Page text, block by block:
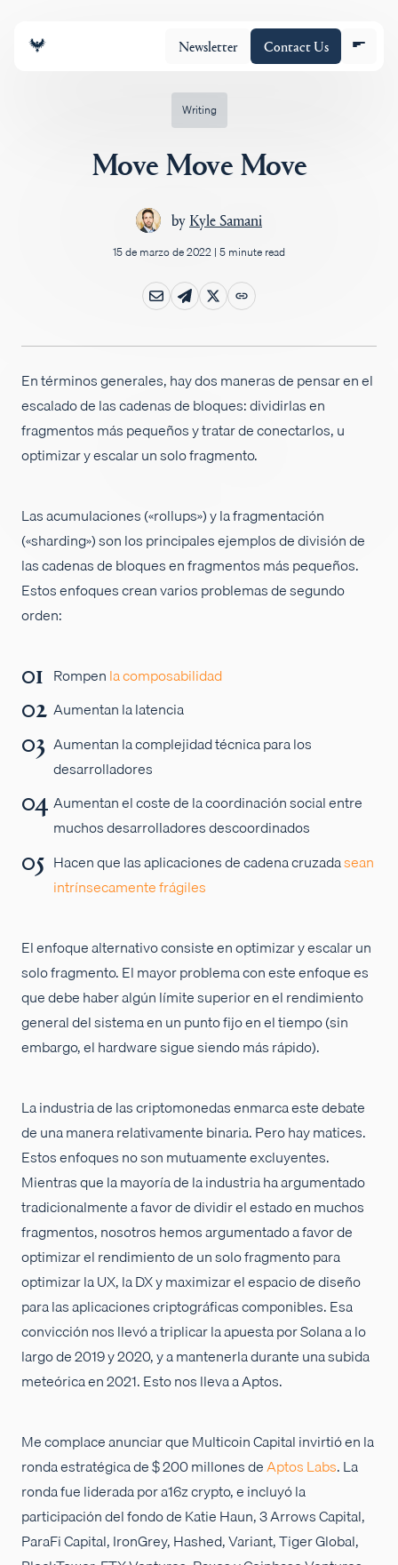
Newsletter Contact Us
Cartera
Policy
Empleos
Writing
Move Move Move
by Kyle Samani
15 de marzo de 2022 | 5 minute read
En términos generales, hay dos maneras de pensar en el
escalado de las cadenas de bloques: dividirlas en
fragmentos más pequeños y tratar de conectarlos, u
optimizar y escalar un solo fragmento.
Las acumulaciones («rollups») y la fragmentación
(«sharding») son los principales ejemplos de división de
las cadenas de bloques en fragmentos más pequeños.
Estos enfoques crean varios problemas de segundo
orden:
Rompenla composabilidad
Aumentan la latencia
Aumentan la complejidad técnica para los
desarrolladores
Aumentan el coste de la coordinación social entre
muchos desarrolladores descoordinados
Hacen que las aplicaciones de cadena cruzadasean
intrínsecamente frágiles
El enfoque alternativo consiste en optimizar y escalar un
solo fragmento. El mayor problema con este enfoque es
que debe haber algún límite superior en el rendimiento
general del sistema en un punto fijo en el tiempo (sin
embargo, el hardware sigue siendo más rápido).
La industria de las criptomonedas enmarca este debate
de una manera relativamente binaria. Pero hay matices.
Estos enfoques no son mutuamente excluyentes.
Mientras que la mayoría de la industria ha argumentado
tradicionalmente a favor de dividir el estado en muchos
fragmentos, nosotros hemos argumentado a favor de
optimizar el rendimiento de un solo fragmento para
optimizar la UX, la DX y maximizar el espacio de diseño
para las aplicaciones criptográficas componibles. Esa
convicción nos llevó a triplicar la apuesta por Solana a lo
largo de 2019 y 2020, y a mantenerla durante una subida
meteórica en 2021. Esto nos lleva a Aptos.
Me complace anunciar que Multicoin Capital invirtió en la
ronda estratégica de $ 200 millones deAptos Labs. La
ronda fue liderada por a16z crypto, e incluyó la
participación del fondo de Katie Haun, 3 Arrows Capital,
ParaFi Capital, IronGrey, Hashed, Variant, Tiger Global,